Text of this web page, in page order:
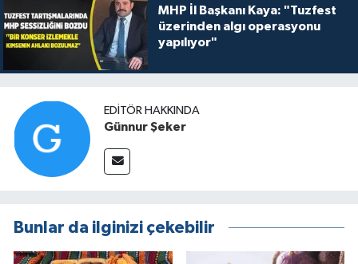
MHP İl Başkanı Kaya: "Tuzfest
üzerinden algı operasyonu
yapılıyor"
EDITÖR HAKKINDA
Günnur Şeker
Bunlar da ilginizi çekebilir